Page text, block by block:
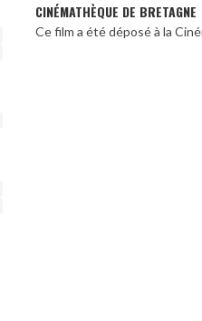
CINÉMATHÈQUE DE BRETAGNE
Ce film a été déposé à la